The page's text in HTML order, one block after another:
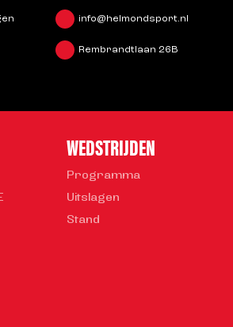
info@helmondsport.nl
Rembrandtlaan 26B
WEDSTRIJDEN
Programma
Uitslagen
Stand